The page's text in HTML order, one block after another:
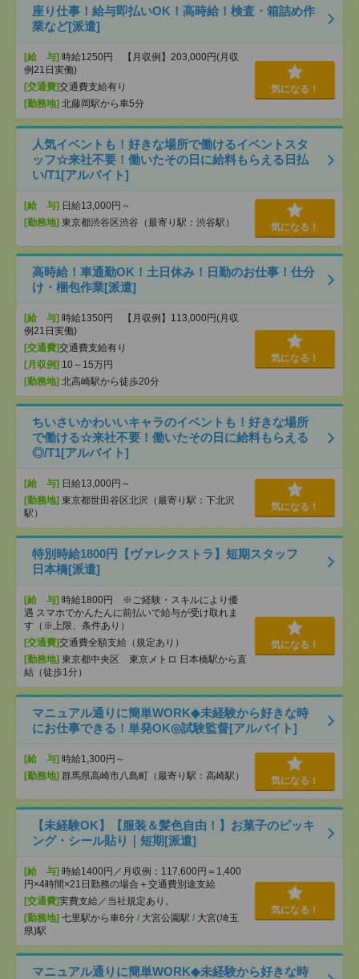
座り仕事！給与即払いOK！高時給！検査・箱詰め作
業など[派遣]
[給 与] 時給1250円 【月収例】203,000円(月収
例21日実働)
[交通費]交通費支給有り
[勤務地] 北藤岡駅から車5分
気になる！
人気イベントも！好きな場所で働けるイベントスタ
ッフ☆来社不要！働いたその日に給料もらえる日払
い/T1[アルバイト]
[給 与] 日給13,000円～
[勤務地] 東京都渋谷区渋谷（最寄り駅：渋谷駅） 気になる！
高時給！車通勤OK！土日休み！日勤のお仕事！仕分
け・梱包作業[派遣]
[給 与] 時給1350円 【月収例】113,000円(月収
例21日実働)
[交通費]交通費支給有り
[月収例] 10～15万円
[勤務地] 北高崎駅から徒歩20分
気になる！
ちいさいかわいいキャラのイベントも！好きな場所
で働ける☆来社不要！働いたその日に給料もらえる
◎/T1[アルバイト]
[給 与] 日給13,000円～
[勤務地] 東京都世田谷区北沢（最寄り駅：下北沢
駅）
気になる！
特別時給1800円【ヴァレクストラ】短期スタッフ
日本橋[派遣]
[給 与] 時給1800円 ※ご経験・スキルにより優
遇 スマホでかんたんに前払いで給与が受け取れま
す（※上限、条件あり）
[交通費]交通費全額支給（規定あり）
[勤務地] 東京都中央区 東京メトロ 日本橋駅から直
結（徒歩1分）
気になる！
マニュアル通りに簡単WORK◆未経験から好きな時
にお仕事できる！単発OK◎試験監督[アルバイト]
[給 与] 時給1,300円～
[勤務地] 群馬県高崎市八島町（最寄り駅：高崎駅） 気になる！
【未経験OK】【服装＆髪色自由！】お菓子のピッキ
ング・シール貼り｜短期[派遣]
[給 与] 時給1400円／月収例：117,600円＝1,400
円×4時間×21日勤務の場合＋交通費別途支給
[交通費]実費支給／当社規定あり。
[勤務地] 七里駅から車6分 / 大宮公園駅 / 大宮(埼玉
県)駅
気になる！
マニュアル通りに簡単WORK◆未経験から好きな時